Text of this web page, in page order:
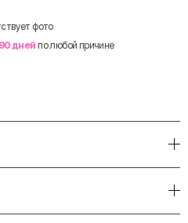
фото
90 дней по любой причине